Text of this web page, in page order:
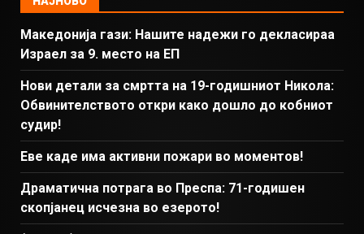
Македонија гази: Нашите надежи го декласираа
Израел за 9. место на ЕП
Нови детали за смртта на 19-годишниот Никола:
Обвинителството откри како дошло до кобниот
судир!
Еве каде има активни пожари во моментов!
Драматична потрага во Преспа: 71-годишен
скопјанец исчезна во езерото!